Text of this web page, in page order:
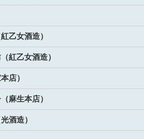
乙女酒造）
紅乙女酒造）
店）
麻生本店）
酒造）